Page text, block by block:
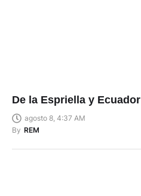
De la Espriella y Ecuador
agosto 8, 4:37 AM
By REM